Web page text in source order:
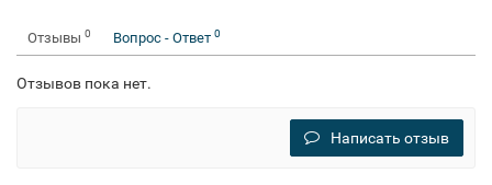
Отзывы 0 Вопрос - Ответ 0
Отзывов пока нет.
Написать отзыв